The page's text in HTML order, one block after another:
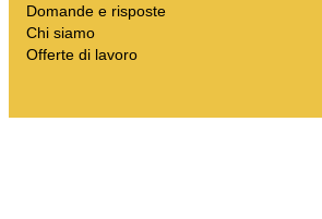
Domande e risposte
Chi siamo
Offerte di lavoro